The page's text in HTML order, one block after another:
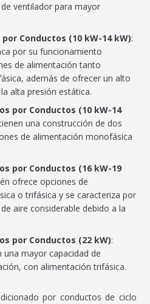
ventilador para mayor
Conductos (10 kW-14 kW):
por su funcionamiento
de alimentación tanto
además de ofrecer un alto
alta presión estática.
por Conductos (10 kW-14
una construcción de dos
de alimentación monofásica
por Conductos (16 kW-19
ofrece opciones de
o trifásica y se caracteriza por
aire considerable debido a la
por Conductos (22 kW):
una mayor capacidad de
con alimentación trifásica.
por conductos de ciclo